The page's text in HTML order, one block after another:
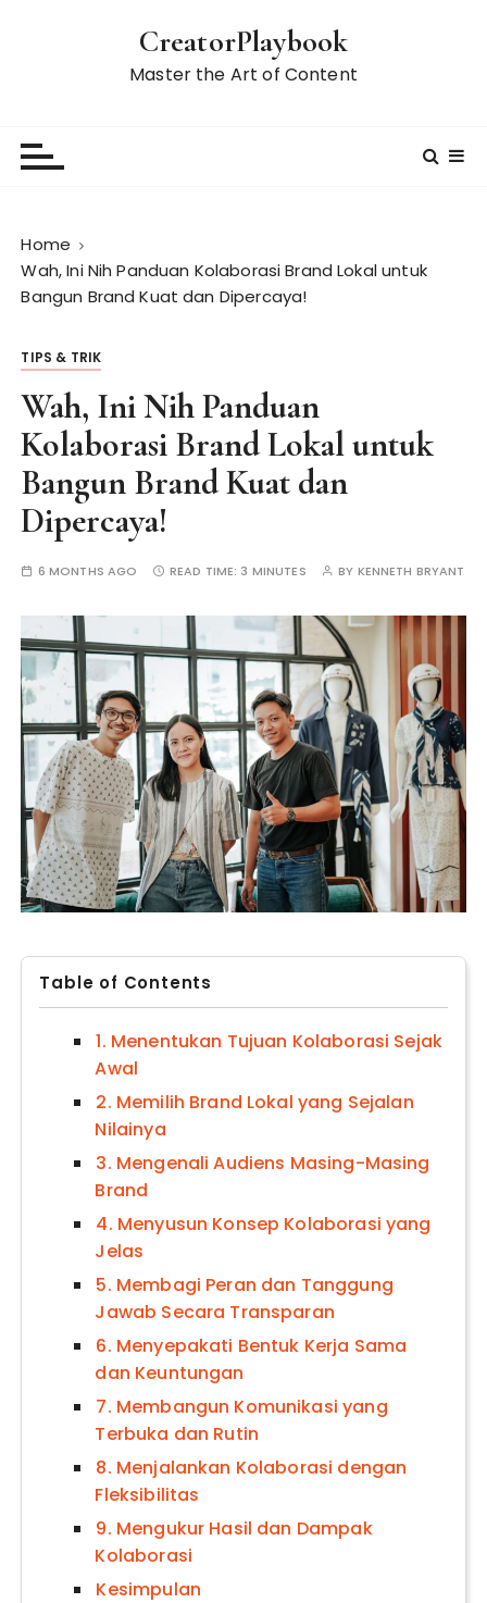
CreatorPlaybook
Master the Art of Content
Home
Wah, Ini Nih Panduan Kolaborasi Brand Lokal untuk
Bangun Brand Kuat dan Dipercaya!
TIPS & TRIK
Wah, Ini Nih Panduan
Kolaborasi Brand Lokal untuk
Bangun Brand Kuat dan
Dipercaya!
6 MONTHS AGO READ TIME: 3 MINUTES BY KENNETH BRYANT
Table of Contents
1. Menentukan Tujuan Kolaborasi Sejak
Awal
2. Memilih Brand Lokal yang Sejalan
Nilainya
3. Mengenali Audiens Masing-Masing
Brand
4. Menyusun Konsep Kolaborasi yang
Jelas
5. Membagi Peran dan Tanggung
Jawab Secara Transparan
6. Menyepakati Bentuk Kerja Sama
dan Keuntungan
7. Membangun Komunikasi yang
Terbuka dan Rutin
8. Menjalankan Kolaborasi dengan
Fleksibilitas
9. Mengukur Hasil dan Dampak
Kolaborasi
Kesimpulan